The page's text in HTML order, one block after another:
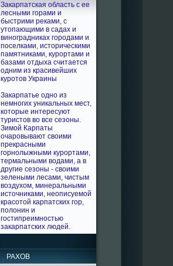
Закарпатская область с ее
лесными горами и
быстрими реками, с
утопающими в садах и
виноградниках городами и
поселками, историческими
памятниками, курортами и
базами отдыха считается
одним из красивейших
куротов Украины
Закарпатье одно из
немногих уникальных мест,
которые интересуют
туристов во все сезоны.
Зимой Карпаты
очаровывают своими
прекрасными
горнолыжными курортами,
термальными водами, а в
другие сезоны - своими
зелеными лесами, чистым
воздухом, минеральными
источниками, неописуемой
красотой карпатских гор,
полонин и
гостипреимностью
закарпатских людей.
РАХОВ